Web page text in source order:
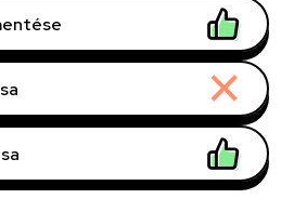
Jelenlegi
oldal
Oldal
igénylése a DE
|Külső személyek rögzítése a
|Súgó|Hibabejelentés